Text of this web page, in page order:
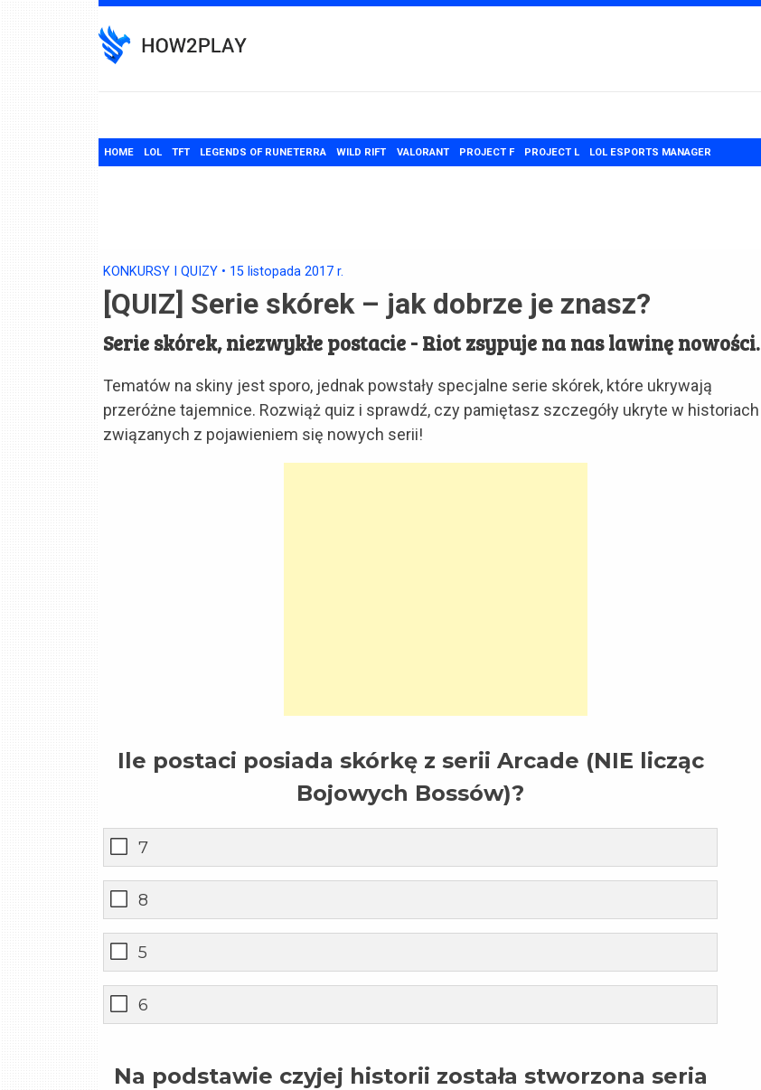
to
content
HOME LOL TFT LEGENDS OF RUNETERRA WILD RIFT VALORANT PROJECT F PROJECT L LOL ESPORTS MANAGER
KONKURSY I QUIZY • 15 listopada 2017 r.
[QUIZ] Serie skórek – jak dobrze je znasz?
Serie skórek, niezwykłe postacie - Riot zsypuje na nas lawinę nowości.
Tematów na skiny jest sporo, jednak powstały specjalne serie skórek, które ukrywają
przeróżne tajemnice. Rozwiąż quiz i sprawdź, czy pamiętasz szczegóły ukryte w historiach
związanych z pojawieniem się nowych serii!
Ile postaci posiada skórkę z serii Arcade (NIE licząc
Bojowych Bossów)?
7
8
5
6
Na podstawie czyjej historii została stworzona seria